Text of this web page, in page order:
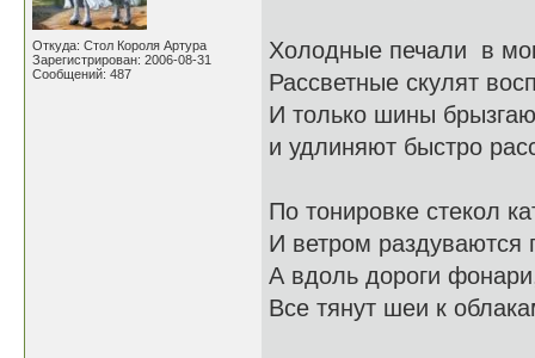
Откуда: Стол Короля Артура
Зарегистрирован: 2006-08-31
Сообщений: 487
Холодные печали в
Рассветные скулят
И только шины
и удлиняют быстро
По тонировке стекол
И ветром раздуваются
А вдоль дороги
Все тянут шеи к